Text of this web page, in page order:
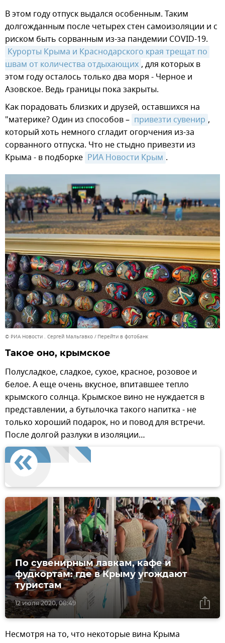
В этом году отпуск выдался особенным. Таким
долгожданным после четырех стен самоизоляции и с
риском быть сорванным из-за пандемии COVID-19.
Курорты Крыма и Краснодарского края трещат по
швам от количества отдыхающих , для которых в
этом году осталось только два моря - Черное и
Азовское. Ведь границы пока закрыты.
Как порадовать близких и друзей, оставшихся на
"материке? Один из способов – привезти сувенир ,
который хоть немного сгладит огорчения из-за
сорванного отпуска. Что не стыдно привезти из
Крыма - в подборке РИА Новости Крым .
© РИА Новости . Сергей Мальгавко Перейти в фотобанк
Такое оно, крымское
Полусладкое, сладкое, сухое, красное, розовое и
белое. А еще очень вкусное, впитавшее тепло
крымского солнца. Крымское вино не нуждается в
представлении, а бутылочка такого напитка - не
только хороший подарок, но и повод для встречи.
После долгой разлуки в изоляции…
12 июля 2020, 08:49
По сувенирным лавкам, кафе и
фудкортам: где в Крыму угождают
туристам
Несмотря на то, что некоторые вина Крыма